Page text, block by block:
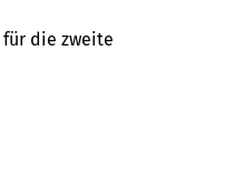
für die zweite